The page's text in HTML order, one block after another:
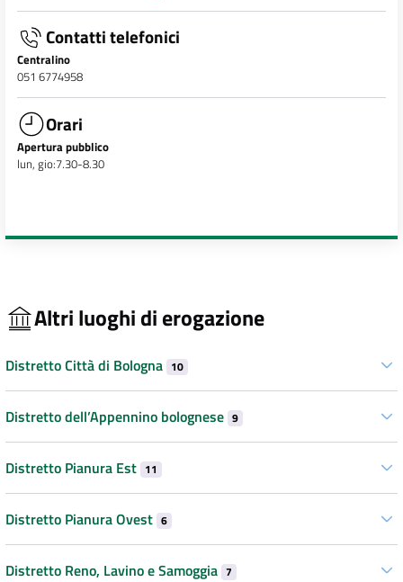
Contatti telefonici
Centralino
051 6774958
Orari
Apertura pubblico
lun, gio:7.30-8.30
Altri luoghi di erogazione
Distretto Città di Bologna 10
Distretto dell’Appennino bolognese 9
Distretto Pianura Est 11
Distretto Pianura Ovest 6
Distretto Reno, Lavino e Samoggia 7